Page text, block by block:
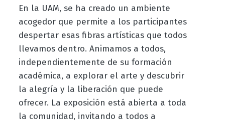
En la UAM, se ha creado un ambiente
acogedor que permite a los participantes
despertar esas fibras artísticas que todos
llevamos dentro. Animamos a todos,
independientemente de su formación
académica, a explorar el arte y descubrir
la alegría y la liberación que puede
ofrecer. La exposición está abierta a toda
la comunidad, invitando a todos a